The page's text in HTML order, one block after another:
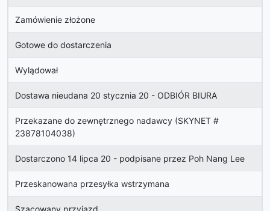
Zamówienie złożone
Gotowe do dostarczenia
Wylądował
Dostawa nieudana 20 stycznia 20 - ODBIÓR BIURA
Przekazane do zewnętrznego nadawcy (SKYNET #
23878104038)
Dostarczono 14 lipca 20 - podpisane przez Poh Nang Lee
Przeskanowana przesyłka wstrzymana